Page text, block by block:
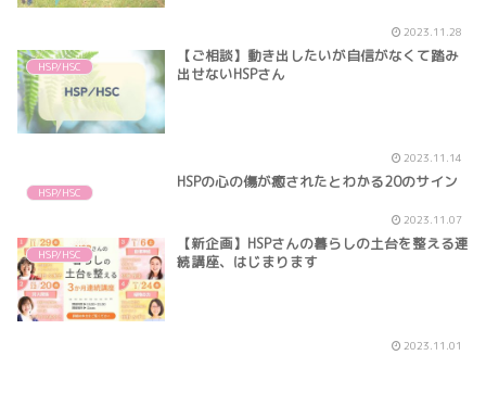
2023.11.28
HSP/HSC
【ご相談】動き出したいが自信がなくて踏み
出せないHSPさん
2023.11.14
HSP/HSC
HSPの心の傷が癒されたとわかる20のサイン
2023.11.07
HSP/HSC
【新企画】HSPさんの暮らしの土台を整える連
続講座、はじまります
2023.11.01